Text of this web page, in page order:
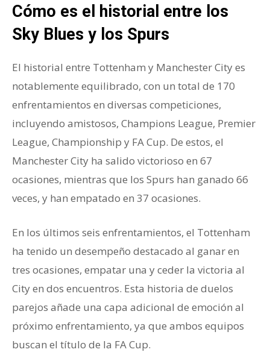
Cómo es el historial entre los
Sky Blues y los Spurs
El historial entre Tottenham y Manchester City es
notablemente equilibrado, con un total de 170
enfrentamientos en diversas competiciones,
incluyendo amistosos, Champions League, Premier
League, Championship y FA Cup. De estos, el
Manchester City ha salido victorioso en 67
ocasiones, mientras que los Spurs han ganado 66
veces, y han empatado en 37 ocasiones.
En los últimos seis enfrentamientos, el Tottenham
ha tenido un desempeño destacado al ganar en
tres ocasiones, empatar una y ceder la victoria al
City en dos encuentros. Esta historia de duelos
parejos añade una capa adicional de emoción al
próximo enfrentamiento, ya que ambos equipos
buscan el título de la FA Cup.